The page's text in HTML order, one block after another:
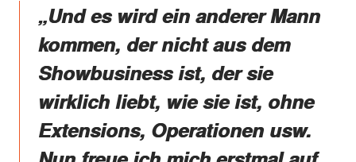
„Und es wird ein anderer Mann
kommen, der nicht aus dem
Showbusiness ist, der sie
wirklich liebt, wie sie ist, ohne
Extensions, Operationen usw.